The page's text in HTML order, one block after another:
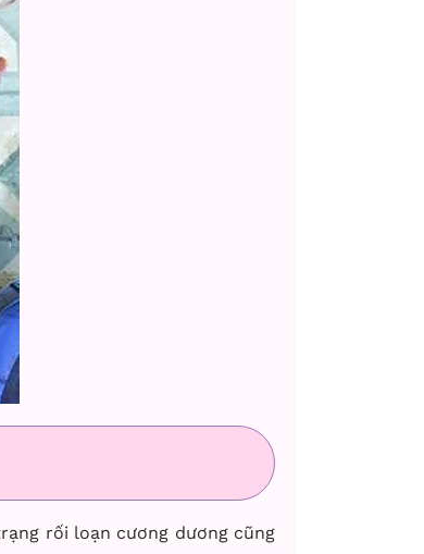
rối loạn cương dương cũng